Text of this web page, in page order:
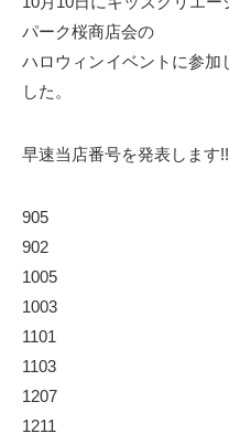
パーク桜商店会の
ハロウィンイベントに参加
した。
早速当店番号を発表します
905
902
1005
1003
1101
1103
1207
1211